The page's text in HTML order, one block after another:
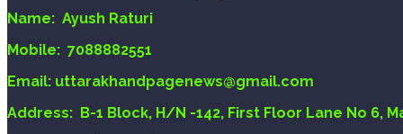
Name: Ayush Raturi
Mobile: 7088882551
Email: uttarakhandpagenews@gmail.com
Address: B-1 Block, H/N -142, First Floor Lane No 6,